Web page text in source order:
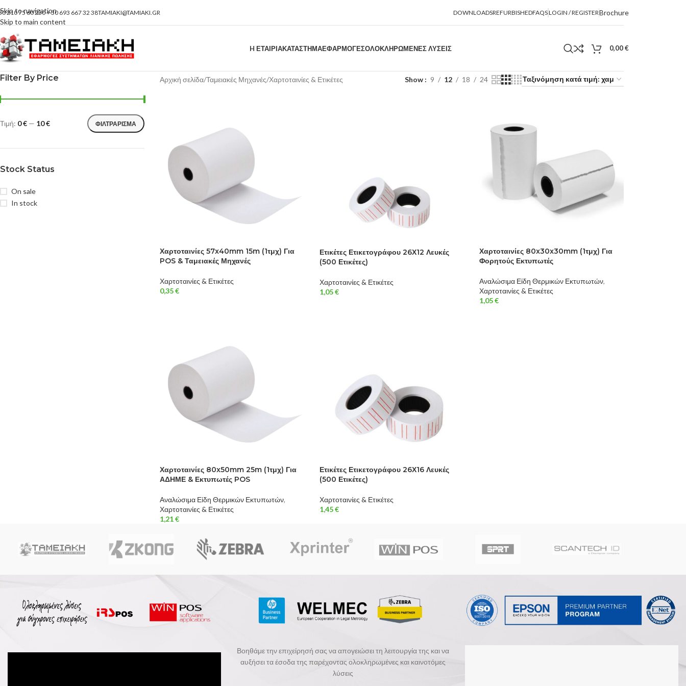
Skip to navigation
Skip to main content
210 75 60 230 + 30 693 667 32 38TAMIAKI@TAMIAKI.GR DOWNLOADSREFURBISHEDFAQSLOGIN / REGISTERBrochure
H ΕΤΑΙΡΊΑΚΑΤΑΣΤΗΜΑΕΦΑΡΜΟΓΈΣΟΛΟΚΛΗΡΩΜΈΝΕΣ ΛΎΣΕΙΣ 0,00€
Filter By Price
ΦΙΛΤΡΆΡΙΣΜΑ
Τιμή: 0 € — 10 €
Stock Status
On sale
In stock
Αρχική σελίδα Ταμειακές Μηχανές Χαρτοταινίες & Ετικέτες Show 9 12 18 24
Χαρτοταινίες 57x40mm 15m (1τμχ) Για
POS & Ταμειακές Μηχανές
Χαρτοταινίες & Ετικέτες
0,35€
Ετικέτες Ετικετογράφου 26Χ12 Λευκές
(500 Ετικέτες)
Χαρτοταινίες & Ετικέτες
1,05€
Χαρτοταινίες 80x30x30mm (1τμχ) Για
Φορητούς Εκτυπωτές
Αναλώσιμα Είδη Θερμικών Εκτυπωτών,
Χαρτοταινίες & Ετικέτες
1,05€
Χαρτοταινίες 80x50mm 25m (1τμχ) Για
ΑΔΗΜΕ & Εκτυπωτές POS
Αναλώσιμα Είδη Θερμικών Εκτυπωτών,
Χαρτοταινίες & Ετικέτες
1,21€
Ετικέτες Ετικετογράφου 26Χ16 Λευκές
(500 Ετικέτες)
Χαρτοταινίες & Ετικέτες
1,45€
Βοηθάμε την επιχείρησή σας να απογειώσει τη λειτουργία της και να
αυξήσει τα έσοδα της παρέχοντας ολοκληρωμένες και καινοτόμες
λύσεις